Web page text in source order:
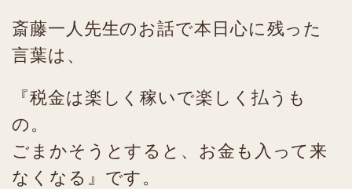
斎藤一人先生のお話で本日心に残った
言葉は、
『税金は楽しく稼いで楽しく払うも
の。
ごまかそうとすると、お金も入って来
なくなる』です。